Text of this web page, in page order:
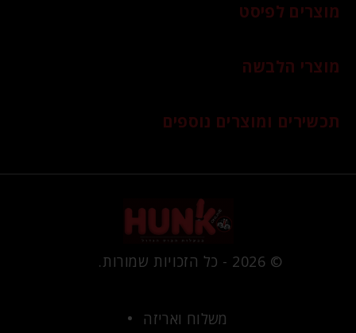
מוצרים לפיסט
מוצרי הלבשה
תכשירים ומוצרים נוספים
© 2026 - כל הזכויות שמורות.
משלוח ואריזה